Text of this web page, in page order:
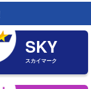
SKY
スカイマーク